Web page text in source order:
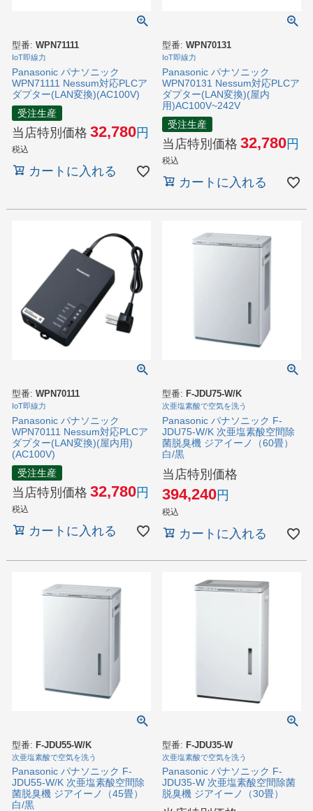
型番: WPN71111
IoT即線力
Panasonic パナソニック
WPN71111 Nessum対応PLCア
ダプター(LAN変換)(AC100V)
受注生産
当店特別価格 32,780
税込
カートに入れる
型番: WPN70131
IoT即線力
Panasonic パナソニック
WPN70131 Nessum対応PLCア
ダプター(LAN変換)(屋内
用)AC100V~242V
受注生産
当店特別価格 32,780
税込
カートに入れる
型番: WPN70111
IoT即線力
Panasonic パナソニック
WPN70111 Nessum対応PLCア
ダプター(LAN変換)(屋内用)
(AC100V)
受注生産
当店特別価格 32,780
税込
カートに入れる
型番: F-JDU75-W/K
次亜塩素酸で空気を洗う
Panasonic パナソニック F-
JDU75-W/K 次亜塩素酸空間除
菌脱臭機 ジアイーノ（60畳）
白/黒
当店特別価格
394,240
税込
カートに入れる
型番: F-JDU55-W/K
次亜塩素酸で空気を洗う
Panasonic パナソニック F-
JDU55-W/K 次亜塩素酸空間除
菌脱臭機 ジアイーノ（45畳）
白/黒
型番: F-JDU35-W
次亜塩素酸で空気を洗う
Panasonic パナソニック F-
JDU35-W 次亜塩素酸空間除菌
脱臭機 ジアイーノ（30畳）